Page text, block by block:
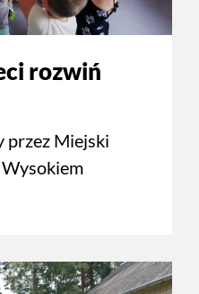
rozwiń
przez Miejski